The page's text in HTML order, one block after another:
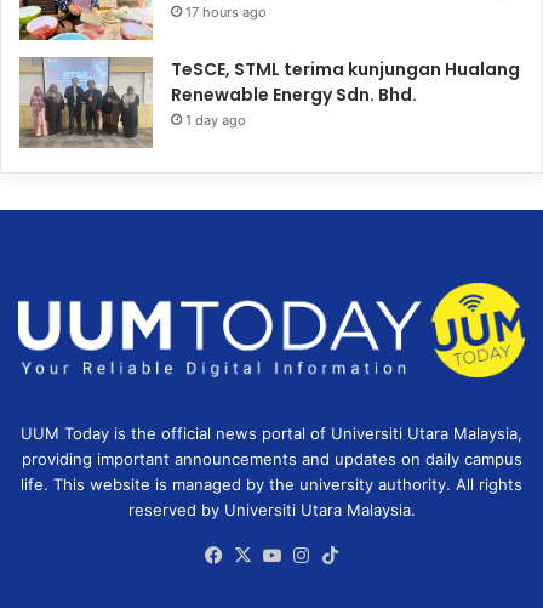
17 hours ago
TeSCE, STML terima kunjungan Hualang
Renewable Energy Sdn. Bhd.
1 day ago
UUM Today is the official news portal of Universiti Utara Malaysia,
providing important announcements and updates on daily campus
life. This website is managed by the university authority. All rights
reserved by Universiti Utara Malaysia.
Facebook
X YouTubeInstagram